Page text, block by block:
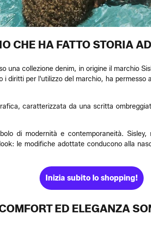
CHE HA FATTO STORIA
una collezione denim, in origine il marchio
diritti per l'utilizzo del marchio, ha
caratterizzata da una scritta
di modernità e contemporaneità.
le modifiche adottate conducono alla
Inizia subito lo shopping!
ED ELEGANZA